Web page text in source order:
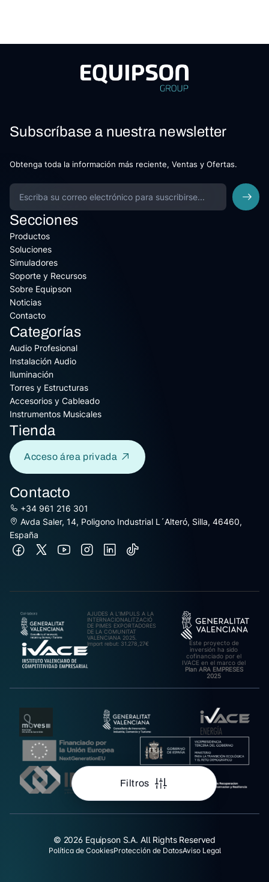
Filtros
Subscríbase a nuestra newsletter
Obtenga toda la información más reciente, Ventas y Ofertas.
Secciones
Productos
Soluciones
Simuladores
Soporte y Recursos
Sobre Equipson
Noticias
Contacto
Categorías
Audio Profesional
Instalación Audio
Iluminación
Torres y Estructuras
Accesorios y Cableado
Instrumentos Musicales
Tienda
Acceso área privada
Contacto
+34 961 216 301
Avda Saler, 14, Poligono Industrial L´Alteró, Silla, 46460,
España
AJUDES A L’IMPULS A LA
INTERNACIONALITZACIÓ
DE PIMES EXPORTADORES
DE LA COMUNITAT
VALENCIANA 2025.
Import rebut: 31.278,27€
Este proyecto de
inversión ha sido
cofinanciado por el
IVACE en el marco del
Plan ARA EMPRESES
2025
© 2026 Equipson S.A. All Rights Reserved
Política de CookiesProtección de DatosAviso Legal